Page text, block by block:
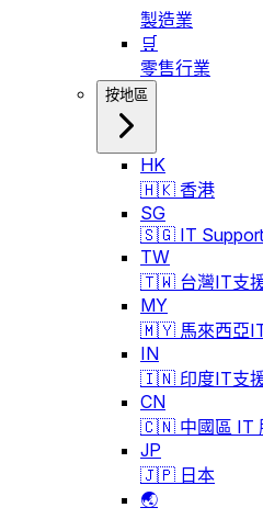
製造業
🛒
零售行業
按地區
HK
🇭🇰 香港
SG
🇸🇬 IT Support
TW
🇹🇼 台灣IT支
MY
🇲🇾 馬來西亞
IN
🇮🇳 印度IT支
CN
🇨🇳 中國區 IT
JP
🇯🇵 日本
🌏